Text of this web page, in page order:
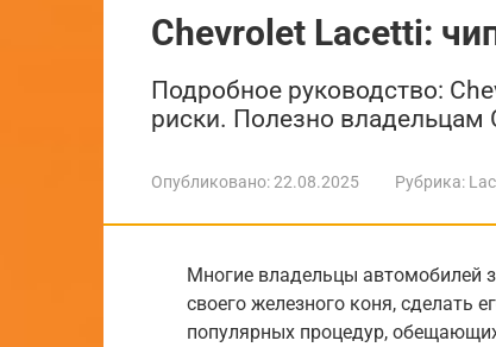
Chevrolet Lacetti:
Подробное руководство:
риски. Полезно владельцам
Опубликовано:22.08.2025 Рубрика:
Многие владельцы автомобилей
своего железного коня,
популярных процедур,